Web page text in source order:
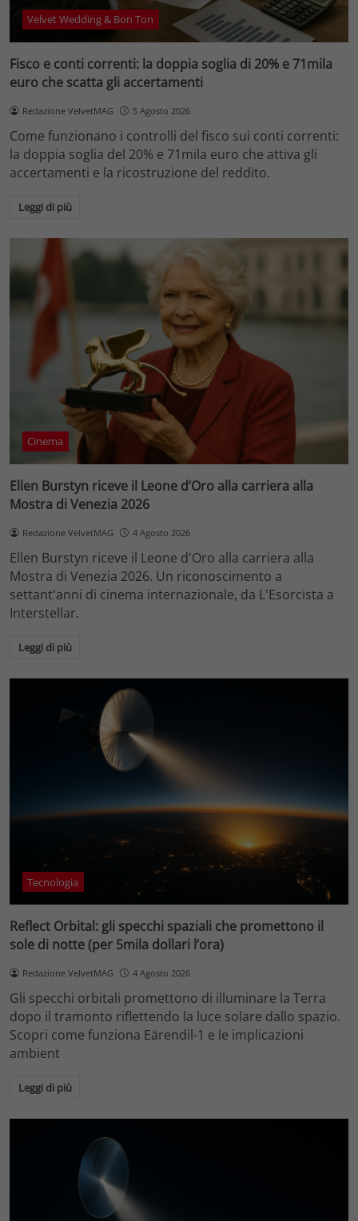
Velvet Wedding & Bon Ton
Fisco e conti correnti: la doppia soglia di 20% e 71mila
euro che scatta gli accertamenti
Redazione VelvetMAG 5 Agosto 2026
Come funzionano i controlli del fisco sui conti correnti:
la doppia soglia del 20% e 71mila euro che attiva gli
accertamenti e la ricostruzione del reddito.
Leggi di più
Cinema
Ellen Burstyn riceve il Leone d’Oro alla carriera alla
Mostra di Venezia 2026
Redazione VelvetMAG 4 Agosto 2026
Ellen Burstyn riceve il Leone d'Oro alla carriera alla
Mostra di Venezia 2026. Un riconoscimento a
settant'anni di cinema internazionale, da L'Esorcista a
Interstellar.
Leggi di più
Tecnologia
Reflect Orbital: gli specchi spaziali che promettono il
sole di notte (per 5mila dollari l’ora)
Redazione VelvetMAG 4 Agosto 2026
Gli specchi orbitali promettono di illuminare la Terra
dopo il tramonto riflettendo la luce solare dallo spazio.
Scopri come funziona Eärendil-1 e le implicazioni
ambient
Leggi di più